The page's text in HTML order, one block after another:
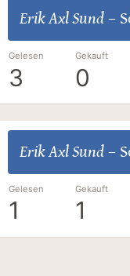
Erik Axl Sund–
Gelesen
3
Gekauft
0
Erik Axl Sund–
Gelesen
1
Gekauft
1